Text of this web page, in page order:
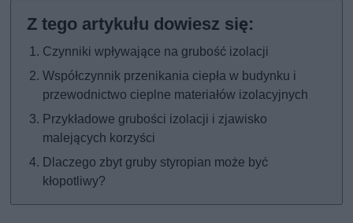
Czynniki wpływające na grubość izolacji
Współczynnik przenikania ciepła w budynku i
przewodnictwo cieplne materiałów izolacyjnych
Przykładowe grubości izolacji i zjawisko
malejących korzyści
Dlaczego zbyt gruby styropian może być
kłopotliwy?